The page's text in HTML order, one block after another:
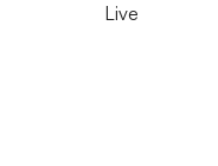
Live